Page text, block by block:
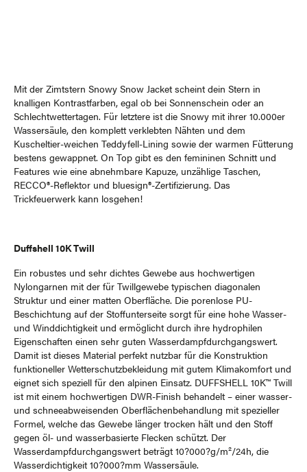
Mit der Zimtstern Snowy Snow Jacket scheint dein Stern in
knalligen Kontrastfarben, egal ob bei Sonnenschein oder an
Schlechtwettertagen. Für letztere ist die Snowy mit ihrer 10.000er
Wassersäule, den komplett verklebten Nähten und dem
Kuscheltier-weichen Teddyfell-Lining sowie der warmen Fütterung
bestens gewappnet. On Top gibt es den femininen Schnitt und
Features wie eine abnehmbare Kapuze, unzählige Taschen,
RECCO®-Reflektor und bluesign®-Zertifizierung. Das
Trickfeuerwerk kann losgehen!
Duffshell 10K Twill
Ein robustes und sehr dichtes Gewebe aus hochwertigen
Nylongarnen mit der für Twillgewebe typischen diagonalen
Struktur und einer matten Oberfläche. Die porenlose PU-
Beschichtung auf der Stoffunterseite sorgt für eine hohe Wasser-
und Winddichtigkeit und ermöglicht durch ihre hydrophilen
Eigenschaften einen sehr guten Wasserdampfdurchgangswert.
Damit ist dieses Material perfekt nutzbar für die Konstruktion
funktioneller Wetterschutzbekleidung mit gutem Klimakomfort und
eignet sich speziell für den alpinen Einsatz. DUFFSHELL 10K™ Twill
ist mit einem hochwertigen DWR-Finish behandelt – einer wasser-
und schneeabweisenden Oberflächenbehandlung mit spezieller
Formel, welche das Gewebe länger trocken hält und den Stoff
gegen öl- und wasserbasierte Flecken schützt. Der
Wasserdampfdurchgangswert beträgt 10?000?g/m²/24h, die
Wasserdichtigkeit 10?000?mm Wassersäule.